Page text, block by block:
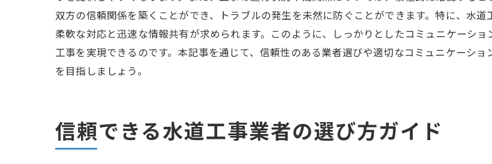
水道設備の耐用年数と更新時期
最新技術を用いた修理の利点
修理と交換の選択基準
双方の信頼関係を築くことができ、トラブルの発生を未然に防ぐことができます。特に、水道
柔軟な対応と迅速な情報共有が求められます。このように、しっかりとしたコミュニケーシ
工事を実現できるのです。本記事を通じて、信頼性のある業者選びや適切なコミュニケーシ
を目指しましょう。
信頼できる水道工事業者の選び方ガイド